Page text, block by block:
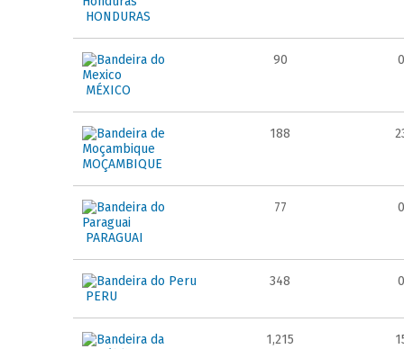
HONDURAS
MÉXICO
90 0
MOÇAMBIQUE
188
PARAGUAI
77 0
PERU
348 0
1,215